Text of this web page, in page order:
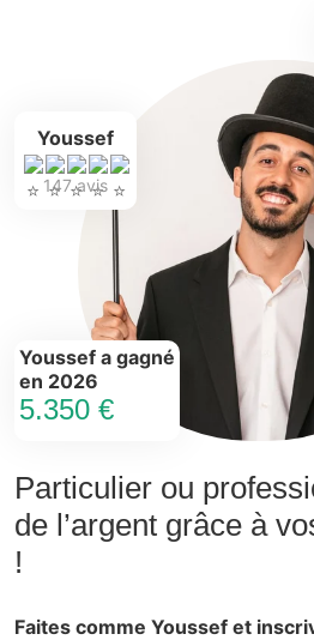
Particulier ou
de l’argent grâce à
!
Faites comme Youssef et
Youssef
147 avis
Youssef a gagné
en 2026
5.350 €